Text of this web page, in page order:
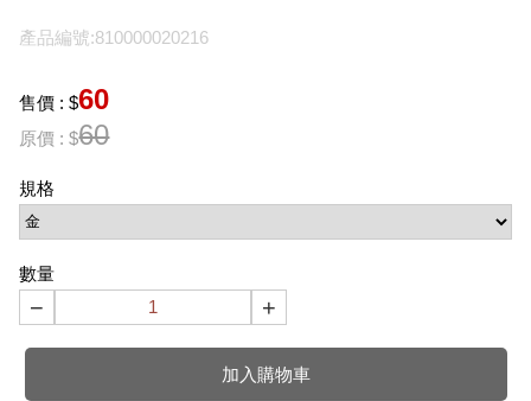
產品編號:810000020216
售價 : $60
原價 : $60
規格
數量
− +
加入購物車